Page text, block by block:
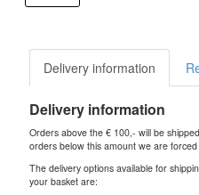
Delivery information
Delivery information
Orders above the € 100,- will be
orders below this amount we are forced
The delivery options available for
your basket are: